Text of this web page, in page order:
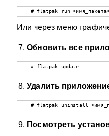
   # flatpak run <имя_пакета>
Или через меню
Обновить все
   # flatpak update
Удалить
# flatpak uninstall
Посмотреть